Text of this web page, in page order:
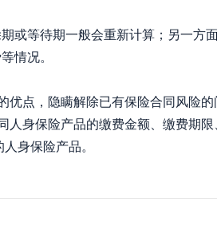
或等待期一般会重新计算；另一方
情况。
点，隐瞒解除已有保险合同风险的
人身保险产品的缴费金额、缴费期
身保险产品。